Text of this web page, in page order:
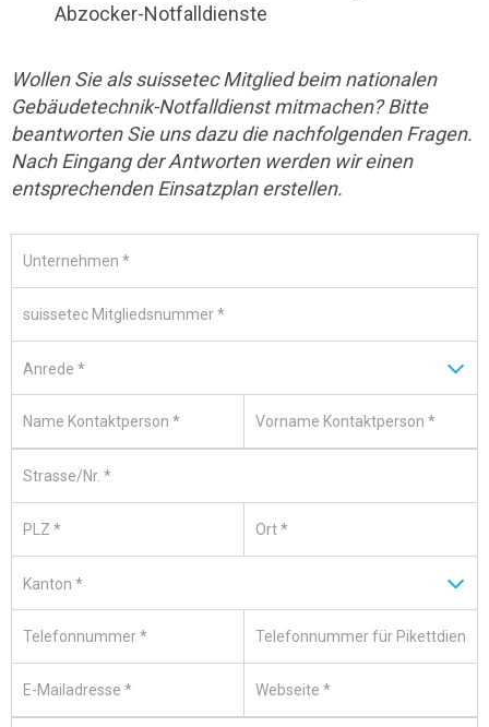
Abzocker-Notfalldienste
Wollen Sie als suissetec Mitglied beim nationalen
Gebäudetechnik-Notfalldienst mitmachen? Bitte
beantworten Sie uns dazu die nachfolgenden Fragen.
Nach Eingang der Antworten werden wir einen
entsprechenden Einsatzplan erstellen.